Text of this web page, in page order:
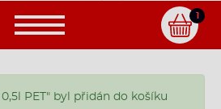
1
PET" byl přidán do košíku